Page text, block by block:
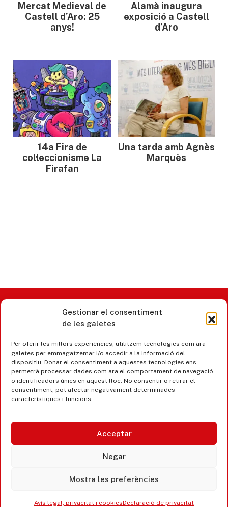
Gestionar el consentiment
de les galetes
Per oferir les millors experiències, utilitzem tecnologies com ara
galetes per emmagatzemar i/o accedir a la informació del
dispositiu. Donar el consentiment a aquestes tecnologies ens
permetrà processar dades com ara el comportament de navegació
o identificadors únics en aquest lloc. No consentir o retirar el
consentiment, pot afectar negativament determinades
característiques i funcions.
Acceptar
Negar
Mostra les preferències
Avís legal, privacitat i cookiesDeclaració de privacitat
Mercat Medieval de
Castell d’Aro: 25
anys!
Alamà inaugura
exposició a Castell
d’Aro
14a Fira de
col·leccionisme La
Firafan
Una tarda amb Agnès
Marquès
Castell d’Aro · Platja d’Aro · S’Agaró
365 www.platjadaro
Accesibilitat